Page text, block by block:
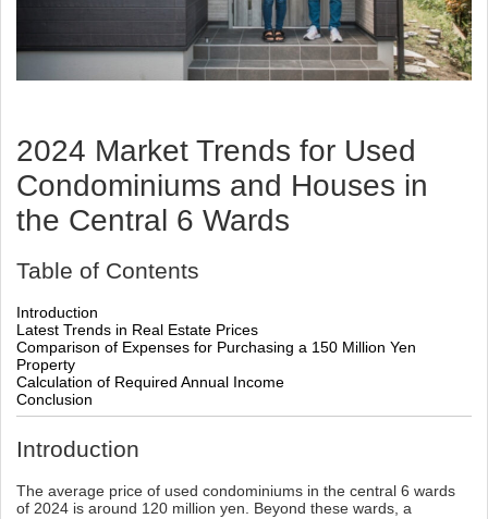
2024 Market Trends for Used
Condominiums and Houses in
the Central 6 Wards
Table of Contents
Introduction
Latest Trends in Real Estate Prices
Comparison of Expenses for Purchasing a 150 Million Yen
Property
Calculation of Required Annual Income
Conclusion
Introduction
The average price of used condominiums in the central 6 wards
of 2024 is around 120 million yen. Beyond these wards, a